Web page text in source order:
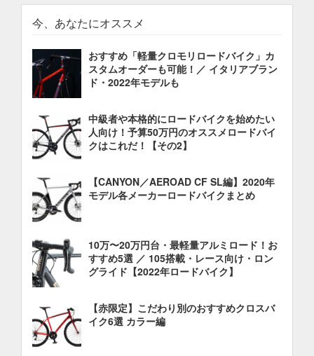
今、あなたにオススメ
おすすめ「軽量クロモリロードバイク」カ
スタムオーダーも可能！／ イタリアブラン
ド・2022年モデルも
中級者や本格的にロードバイクを始めたい
人向け！予算50万円のオススメロードバイ
クはこれだ！【その2】
【CANYON／AEROAD CF SL編】2020年
モデル各メーカーロードバイクまとめ
10万〜20万円台・最軽量アルミロード！お
すすめ5選 ／ 105搭載・レース向け・ロン
グライド【2022年ロードバイク】
【赤限定】こだわり別のおすすめクロスバ
イク6選 カラー編